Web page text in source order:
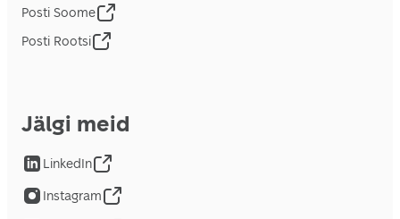
Posti Soome
Posti Rootsi
Jälgi meid
LinkedIn
Instagram